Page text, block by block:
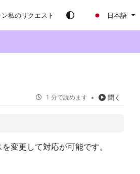
私のリクエスト 日本語
1 分で読めます 聞く
変更して対応が可能です。